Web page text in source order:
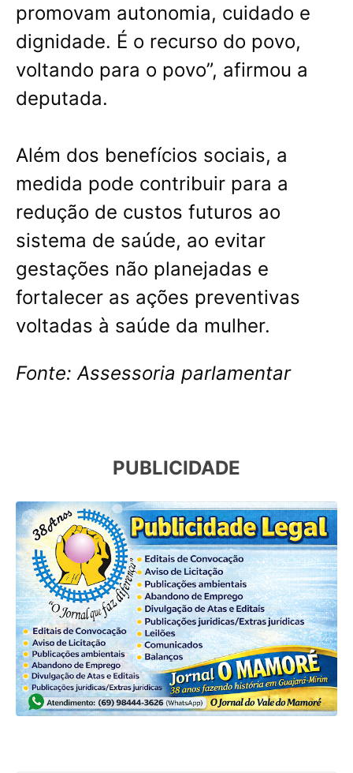
promovam autonomia, cuidado e
dignidade. É o recurso do povo,
voltando para o povo”, afirmou a
deputada.
Além dos benefícios sociais, a
medida pode contribuir para a
redução de custos futuros ao
sistema de saúde, ao evitar
gestações não planejadas e
fortalecer as ações preventivas
voltadas à saúde da mulher.
Fonte:Assessoria parlamentar
PUBLICIDADE